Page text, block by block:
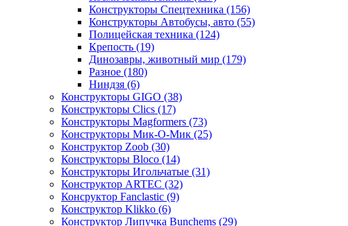
Конструкторы Спецтехника (156)
Конструкторы Автобусы, авто (55)
Полицейская техника (124)
Крепость (19)
Динозавры, животный мир (179)
Разное (180)
Ниндзя (6)
Конструкторы GIGO (38)
Конструкторы Clics (17)
Конструкторы Magformers (73)
Конструкторы Мик-О-Мик (25)
Конструктор Zoob (30)
Конструкторы Bloco (14)
Конструкторы Игольчатые (31)
Конструктор ARTEC (32)
Консруктор Fanclastic (9)
Конструктор Klikko (6)
Конструктор Липучка Bunchems (29)